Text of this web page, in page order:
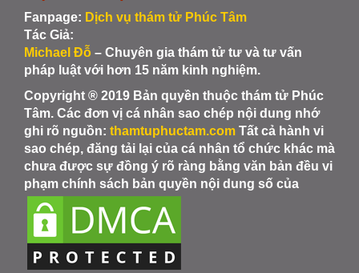
Fanpage: Dịch vụ thám tử Phúc Tâm
Tác Giả:
Michael Đỗ – Chuyên gia thám tử tư và tư vấn
pháp luật với hơn 15 năm kinh nghiệm.
Copyright ® 2019 Bản quyền thuộc thám tử Phúc
Tâm. Các đơn vị cá nhân sao chép nội dung nhớ
ghi rõ nguồn: thamtuphuctam.com Tất cả hành vi
sao chép, đăng tải lại của cá nhân tổ chức khác mà
chưa được sự đồng ý rõ ràng bằng văn bản đều vi
phạm chính sách bản quyền nội dung số của